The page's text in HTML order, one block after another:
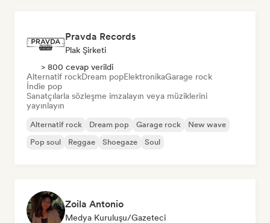
Pravda Records
Plak Şirketi
> 800 cevap verildi
Alternatif rockDream popElektronikaGarage rock
İndie pop
Sanatçılarla sözleşme imzalayın veya müziklerini
yayınlayın
Alternatif rock Dream pop Garage rock
New wave
Pop soul
Reggae Shoegaze Soul
Zoila Antonio
Medya Kuruluşu/Gazeteci